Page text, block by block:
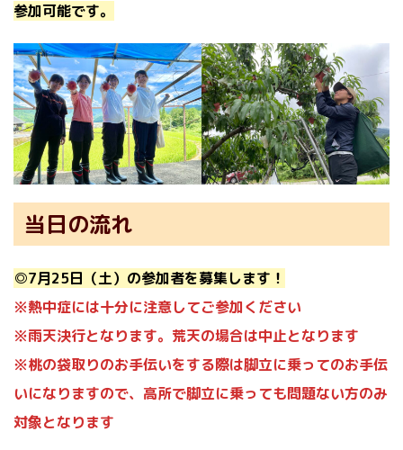
参加可能です。
当日の流れ
◎7月25日（土）の参加者を募集します！
※熱中症には十分に注意してご参加ください
※雨天決行となります。荒天の場合は中止となります
※桃の袋取りのお手伝いをする際は脚立に乗ってのお手伝
いになりますので、高所で脚立に乗っても問題ない方のみ
対象となります